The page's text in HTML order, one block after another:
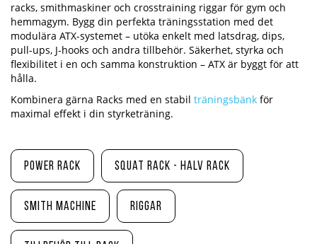
racks, smithmaskiner och crosstraining riggar för gym och
hemmagym. Bygg din perfekta träningsstation med det
modulära ATX-systemet – utöka enkelt med latsdrag, dips,
pull-ups, J-hooks och andra tillbehör. Säkerhet, styrka och
flexibilitet i en och samma konstruktion – ATX är byggt för att
hålla.
Kombinera gärna Racks med en stabil träningsbänk för
maximal effekt i din styrketräning.
Power Rack Squat Rack - Halv Rack
Smith Machine Riggar